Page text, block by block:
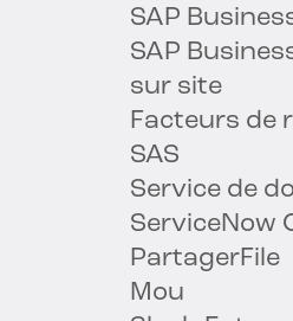
SAP
SAP
sur site
Facteurs de
SAS
Service de
ServiceNow
PartagerFile
Mou